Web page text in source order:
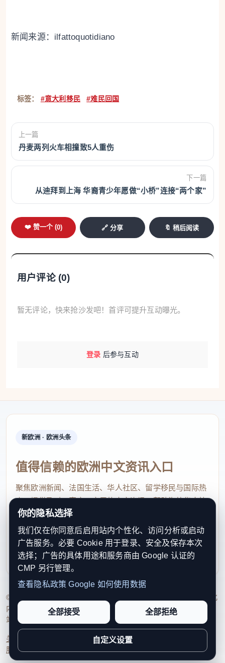
新闻来源：ilfattoquotidiano
标签： #意大利移民 #难民回国
上一篇
丹麦两列火车相撞致5人重伤
下一篇
从迪拜到上海 华裔青少年愿做“小桥”连接“两个家”
❤️ 赞一个 (0) 🔗 分享 🔖 稍后阅读
用户评论 (0)
暂无评论，快来抢沙发吧！首评可提升互动曝光。
登录 后参与互动
新欧洲 · 欧洲头条
值得信赖的欧洲中文资讯入口
聚焦欧洲新闻、法国生活、华人社区、留学移民与国际热
点，提供及时、真实、实用的中文资讯，帮助海外华人快
速了解欧洲动态。
contact@xinouzhou.com
服务支持、版权与合作：工作日优先处理站务、投稿与权
利通知
© 2026 新欧洲·欧洲头条. All Rights Reserved. 本网站持续优化
内容透明度、联系方式与用户权利说明，以提升品牌信任感和
站点完整度。
关于我们 编辑规范日期归档隐私政策
服务条款联系我们
你的隐私选择
我们仅在你同意后启用站内个性化、访问分析或启动
广告服务。必要 Cookie 用于登录、安全及保存本次
选择；广告的具体用途和服务商由 Google 认证的
CMP 另行管理。
查看隐私政策 Google 如何使用数据
全部接受 全部拒绝
自定义设置